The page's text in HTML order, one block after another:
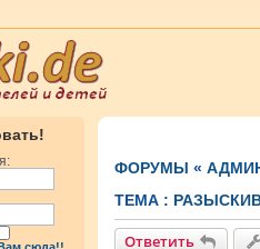
ФОРУМЫ «
ТЕМА :
Ответить